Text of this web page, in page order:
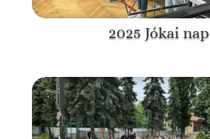
2025 Jókai nap